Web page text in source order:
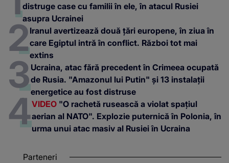
distruge case cu familii în ele, în atacul Rusiei
asupra Ucrainei
Iranul avertizează două țări europene, în ziua în
care Egiptul intră în conflict. Război tot mai
extins
Ucraina, atac fără precedent în Crimeea ocupată
de Rusia. "Amazonul lui Putin" și 13 instalații
energetice au fost distruse
VIDEO "O rachetă rusească a violat spațiul
aerian al NATO". Explozie puternică în Polonia, în
urma unui atac masiv al Rusiei în Ucraina
Parteneri